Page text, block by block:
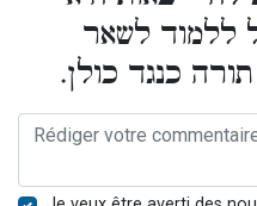
ללמוד לשאר
תורה כנגד כולן.